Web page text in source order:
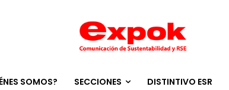
SOMOS? SECCIONES DISTINTIVO ESR